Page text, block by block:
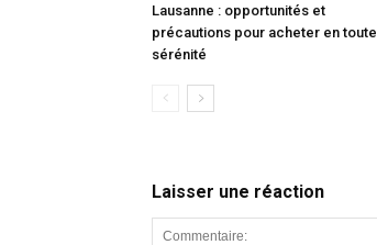
Lausanne : opportunités et
précautions pour acheter en toute
sérénité
Laisser une réaction